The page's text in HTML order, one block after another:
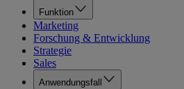
Funktion
Marketing
Forschung & Entwicklung
Strategie
Sales
Anwendungsfall